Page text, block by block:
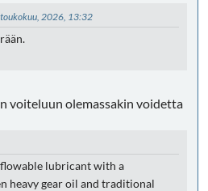
2026, 13:32
voiteluun olemassakin voidetta
flowable lubricant with a
heavy gear oil and traditional